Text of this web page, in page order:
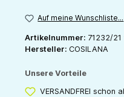
Auf meine Wunschliste...
Artikelnummer: 71232/21
Hersteller: COSILANA
Unsere Vorteile
VERSANDFREI schon